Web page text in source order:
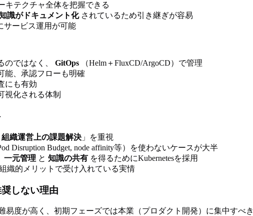
キテクチャ全体を把握できる
識がドキュメント化されているため引き継ぎが容易
サービス運用が可能
のではなく、 GitOps （Helm＋FluxCD/ArgoCD）で管理
能、承認フローも明確
にも有効
視化される体制
組織運営上の課題解決 」を重視
Disruption Budget, node affinity等）を使わないケースが大半
一元管理 と 知識の共有 を得るためにKubernetesを採用
織的メリットで受け入れている実情
しない理由
易度が高く、初期フェーズでは本業（プロダクト開発）に集中すべき